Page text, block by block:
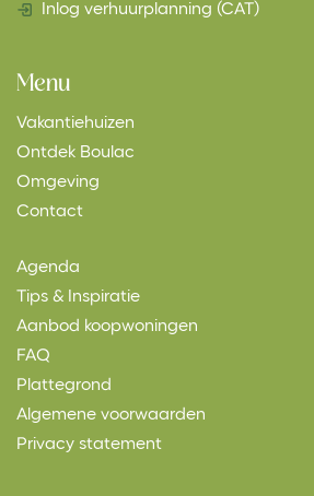
Inlog verhuurplanning (CAT)
Menu
Vakantiehuizen
Ontdek Boulac
Omgeving
Contact
Agenda
Tips & Inspiratie
Aanbod koopwoningen
FAQ
Plattegrond
Algemene voorwaarden
Privacy statement